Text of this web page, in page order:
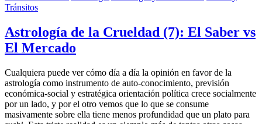
Tránsitos
Astrología de la Crueldad (7): El Saber vs
El Mercado
Cualquiera puede ver cómo día a día la opinión en favor de la
astrología como instrumento de auto-conocimiento, previsión
económica-social y estratégica orientación política crece socialmente
por un lado, y por el otro vemos que lo que se consume
masivamente sobre ella tiene menos profundidad que un plato para